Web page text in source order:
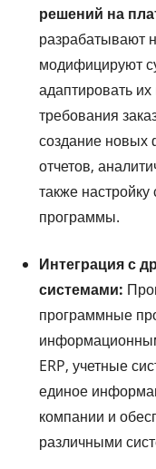
решений на
разрабатывают
модифицируют
адаптировать
требования
создание новых
отчетов,
также
программы.
Интеграция с
системами:
программные
ERP, учетные
единое
компании и
различными